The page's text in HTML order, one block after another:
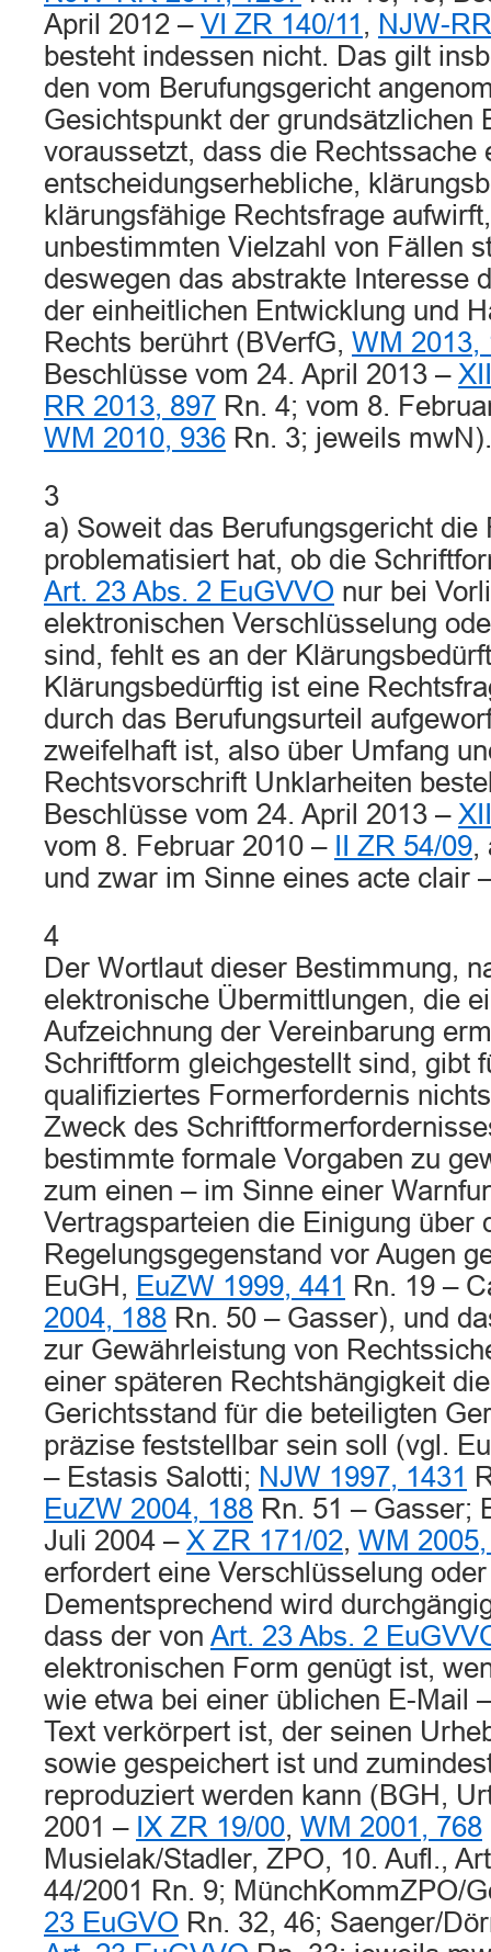
April 2012 – VI ZR 140/11 , NJW-
besteht indessen nicht. Das gilt
den vom Berufungsgericht
Gesichtspunkt der grundsätzlichen
voraussetzt, dass die Rechtssache
entscheidungserhebliche,
klärungsfähige Rechtsfrage
unbestimmten Vielzahl von Fällen
deswegen das abstrakte Interesse
der einheitlichen Entwicklung und
Rechts berührt (BVerfG, WM 2013,
Beschlüsse vom 24. April 2013 –
RR 2013, 897 Rn. 4; vom 8.
WM 2010, 936 Rn. 3; jeweils mwN).
3
a) Soweit das Berufungsgericht die
problematisiert hat, ob die
Art. 23 Abs. 2 EuGVVO nur bei
elektronischen Verschlüsselung
sind, fehlt es an der
Klärungsbedürftig ist eine
durch das Berufungsurteil
zweifelhaft ist, also über Umfang
Rechtsvorschrift Unklarheiten
Beschlüsse vom 24. April 2013 –
vom 8. Februar 2010 –
II ZR 54/09,
und zwar im Sinne eines acte clair
4
Der Wortlaut dieser Bestimmung,
elektronische Übermittlungen, die
Aufzeichnung der Vereinbarung
Schriftform gleichgestellt sind, gibt
qualifiziertes Formerfordernis
Zweck des
bestimmte formale Vorgaben zu
zum einen – im Sinne einer
Vertragsparteien die Einigung über
Regelungsgegenstand vor Augen
EuGH, EuZW 1999, 441
Rn. 19 –
2004, 188 Rn. 50 – Gasser), und
zur Gewährleistung von
einer späteren Rechtshängigkeit
Gerichtsstand für die beteiligten
präzise feststellbar sein soll (vgl.
– Estasis Salotti; NJW 1997, 1431
EuZW 2004, 188 Rn. 51 – Gasser;
Juli 2004 – X ZR 171/02, WM
erfordert eine Verschlüsselung
Dementsprechend wird
dass der von Art. 23 Abs. 2
elektronischen Form genügt ist,
wie etwa bei einer üblichen E-Mail
Text verkörpert ist, der seinen
sowie gespeichert ist und
reproduziert werden kann (BGH,
2001 – IX ZR 19/00, WM 2001, 768
Musielak/Stadler, ZPO, 10. Aufl.,
44/2001 Rn. 9; MünchKommZPO/
23 EuGVO Rn. 32, 46; Saenger/